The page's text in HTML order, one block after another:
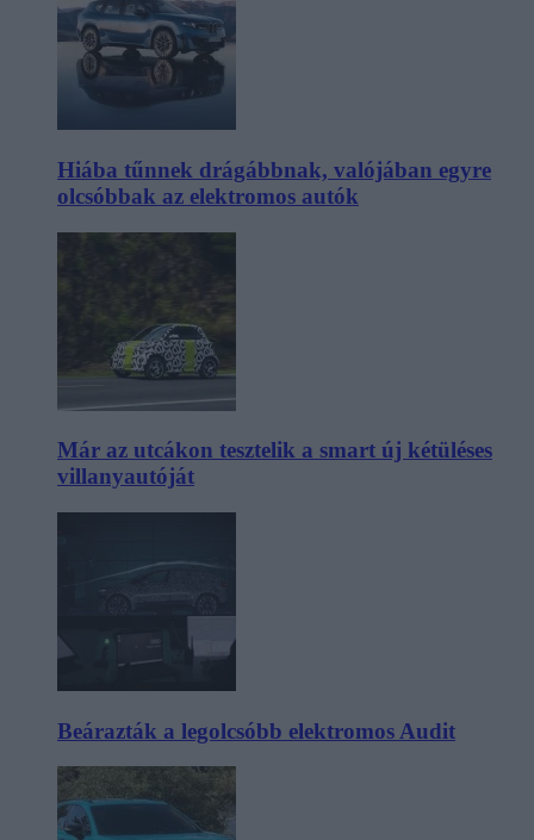
Hiába tűnnek drágábbnak, valójában egyre
olcsóbbak az elektromos autók
Már az utcákon tesztelik a smart új kétüléses
villanyautóját
Beárazták a legolcsóbb elektromos Audit